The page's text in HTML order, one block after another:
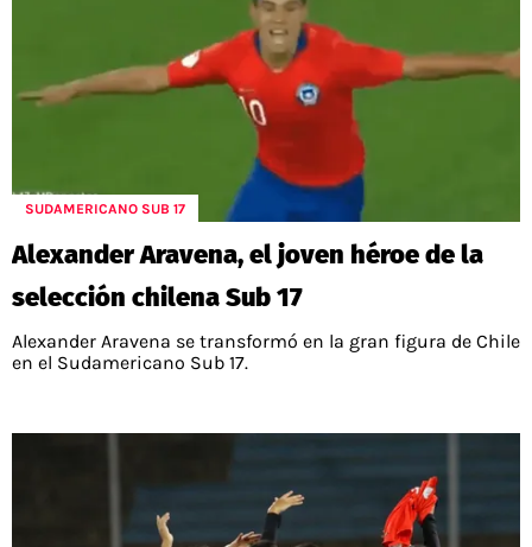
TÉRMINOS Y CONDICIONES
POLÍTICA EDITORIAL
PUBLICIDAD / ADS
CONTACTO
ENTREVISTAS
SELECCIÓN CHILENA
COLO COLO
UNIVERSIDAD DE CHILE
UNIVERSIDAD CATÓLICA
RESULTADOS
TABLA DE POSICIONES
APUESTAS
Ad Choices
RedGol, al igual que Futbol Sites, es una
compañía perteneciente a Better Collective.
SUDAMERICANO SUB 17
Alexander Aravena, el joven héroe de la
selección chilena Sub 17
Alexander Aravena se transformó en la gran figura de Chile
en el Sudamericano Sub 17.